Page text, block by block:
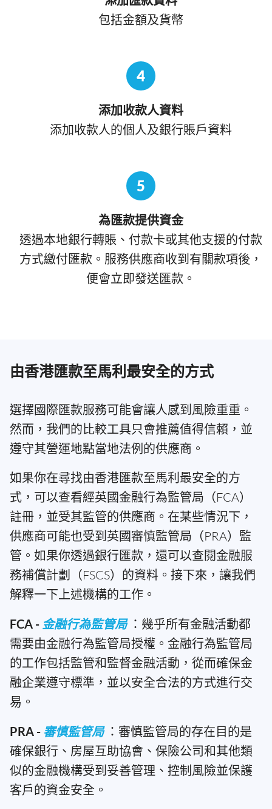
包括金額及貨幣
4
添加收款人資料
添加收款人的個人及銀行賬戶資料
5
為匯款提供資金
透過本地銀行轉賬、付款卡或其他支援的付款
方式繳付匯款。服務供應商收到有關款項後，
便會立即發送匯款。
由香港匯款至馬利最安全的方式
選擇國際匯款服務可能會讓人感到風險重重。
然而，我們的比較工具只會推薦值得信賴，並
遵守其營運地點當地法例的供應商。
如果你在尋找由香港匯款至馬利最安全的方
式，可以查看經英國金融行為監管局（FCA）
註冊，並受其監管的供應商。在某些情況下，
供應商可能也受到英國審慎監管局（PRA）監
管。如果你透過銀行匯款，還可以查閱金融服
務補償計劃（FSCS）的資料。接下來，讓我們
解釋一下上述機構的工作。
FCA - 金融行為監管局：幾乎所有金融活動都
需要由金融行為監管局授權。金融行為監管局
的工作包括監管和監督金融活動，從而確保金
融企業遵守標準，並以安全合法的方式進行交
易。
PRA - 審慎監管局 ：審慎監管局的存在目的是
確保銀行、房屋互助協會、保險公司和其他類
似的金融機構受到妥善管理、控制風險並保護
客戶的資金安全。